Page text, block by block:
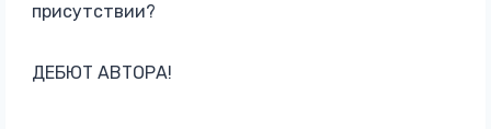
присутствии?
ДЕБЮТ АВТОРА!